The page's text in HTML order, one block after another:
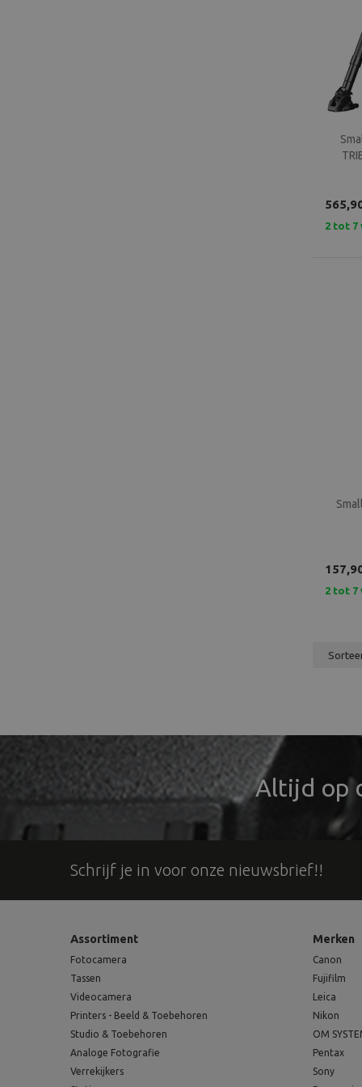
2 tot 7
2 tot 7
Altijd op
Schrijf je in voor onze nieuwsbrief!!
Assortiment
Fotocamera
Tassen
Videocamera
Printers - Beeld & Toebehoren
Studio & Toebehoren
Analoge Fotografie
Verrekijkers
Merken
Canon
Fujifilm
Leica
Nikon
OM
Pentax
Sony